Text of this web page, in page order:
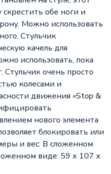
обе ноги и
Можно использовать
Стульчик
качель для
использовать, пока
Стульчик очень просто
колесами и
движения «Stop &
нового элемента
блокировать или
и вес: В сложенном
виде: 59 х 107 х